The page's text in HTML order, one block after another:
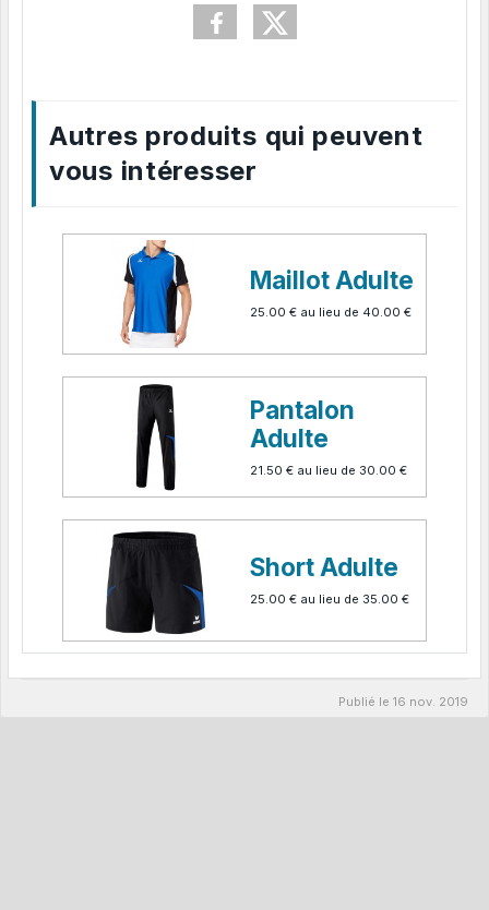
Autres produits qui peuvent
vous intéresser
Maillot Adulte
25.00 € au lieu de 40.00 €
Pantalon
Adulte
21.50 € au lieu de 30.00 €
Short Adulte
25.00 € au lieu de 35.00 €
Publié le 16 nov. 2019